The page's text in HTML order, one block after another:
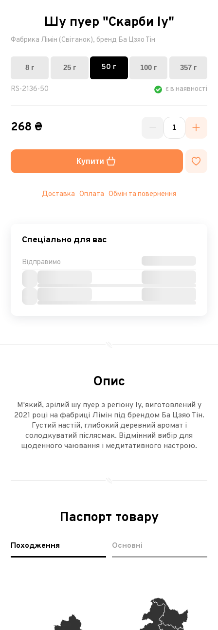
Шу пуер "Скарби Іу"
Фабрика Лімін (Світанок), бренд Ба Цзяо Тін
8 г 25 г 50 г 100 г 357 г
RS-2136-50 є в наявності
268 ₴
Купити
Доставка Оплата Обмін та повернення
Спеціально для вас
Відправимо
Опис
М'який, зрілий шу пуер з регіону Іу, виготовлений у
2021 році на фабриці Лімін під брендом Ба Цзяо Тін.
Густий настій, глибокий деревний аромат і
солодкуватий післясмак. Відмінний вибір для
щоденного чаювання і медитативного настрою.
Паспорт товару
Походження Основні